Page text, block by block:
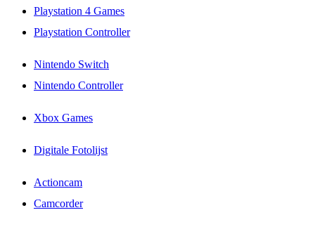
Playstation 4 Games
Playstation Controller
Nintendo Switch
Nintendo Controller
Xbox Games
Digitale Fotolijst
Actioncam
Camcorder